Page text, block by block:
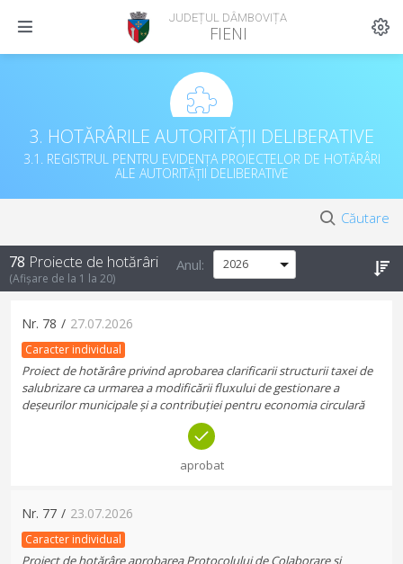
JUDEȚUL DÂMBOVIȚA
FIENI
3. HOTĂRÂRILE AUTORITĂȚII DELIBERATIVE
3.1. REGISTRUL PENTRU EVIDENȚA PROIECTELOR DE HOTĂRÂRI
ALE AUTORITĂȚII DELIBERATIVE
Căutare
78 Proiecte de hotărâri
(Afișare de la 1 la 20)
Anul:
Nr. 78 / 27.07.2026
Caracter individual
Proiect de hotărâre privind aprobarea clarificarii structurii taxei de
salubrizare ca urmarea a modificării fluxului de gestionare a
deșeurilor municipale și a contribuției pentru economia circulară
aprobat
Nr. 77 / 23.07.2026
Caracter individual
Proiect de hotărâre aprobarea Protocolului de Colaborare și